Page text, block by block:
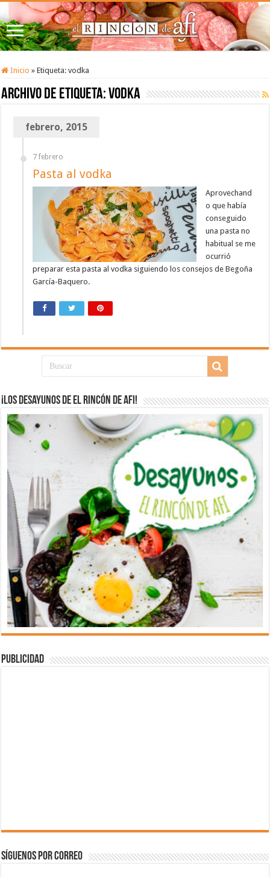
Inicio » Etiqueta:vodka
Archivo de etiqueta:vodka
febrero, 2015
7 febrero
Pasta al vodka
Aprovechand
o que había
conseguido
una pasta no
habitual se me
ocurrió
preparar esta pasta al vodka siguiendo los consejos de Begoña
García-Baquero.
¡Los desayunos de El Rincón de Afi!
Publicidad
Síguenos por correo